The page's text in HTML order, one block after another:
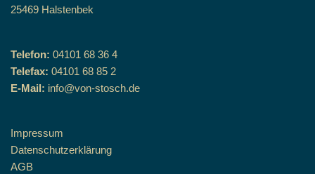
25469 Halstenbek
Telefon: 04101 68 36 4
Telefax: 04101 68 85 2
E-Mail: info@von-stosch.de
Impressum
Datenschutzerklärung
AGB